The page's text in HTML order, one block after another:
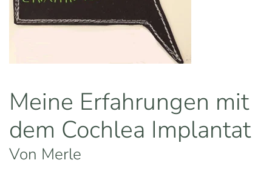
Meine Erfahrungen mit
dem Cochlea Implantat
Von Merle